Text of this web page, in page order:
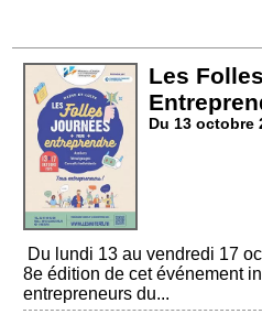
Les
Du 13 octobre
Du lundi 13 au vendredi 17
8e édition de cet événement
entrepreneurs du...